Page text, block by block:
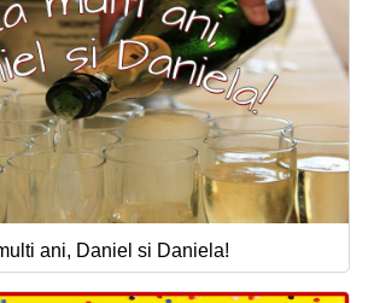
ani, Daniel si Daniela!